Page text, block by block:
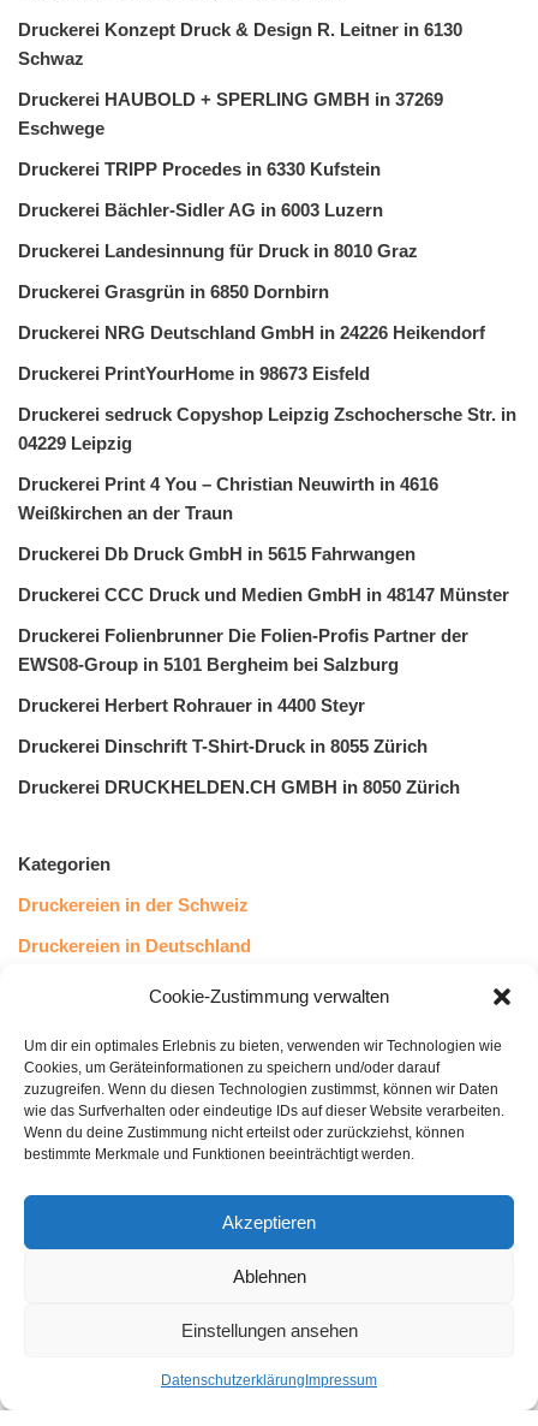
Cookie-Zustimmung verwalten
Um dir ein optimales Erlebnis zu bieten, verwenden wir Technologien wie
Cookies, um Geräteinformationen zu speichern und/oder darauf
zuzugreifen. Wenn du diesen Technologien zustimmst, können wir Daten
wie das Surfverhalten oder eindeutige IDs auf dieser Website verarbeiten.
Wenn du deine Zustimmung nicht erteilst oder zurückziehst, können
bestimmte Merkmale und Funktionen beeinträchtigt werden.
Akzeptieren
Ablehnen
Einstellungen ansehen
Datenschutzerklärung Impressum
Druckerei Konzept Druck & Design R. Leitner in 6130
Schwaz
Druckerei HAUBOLD + SPERLING GMBH in 37269
Eschwege
Druckerei TRIPP Procedes in 6330 Kufstein
Druckerei Bächler-Sidler AG in 6003 Luzern
Druckerei Landesinnung für Druck in 8010 Graz
Druckerei Grasgrün in 6850 Dornbirn
Druckerei NRG Deutschland GmbH in 24226 Heikendorf
Druckerei PrintYourHome in 98673 Eisfeld
Druckerei sedruck Copyshop Leipzig Zschochersche Str. in
04229 Leipzig
Druckerei Print 4 You – Christian Neuwirth in 4616
Weißkirchen an der Traun
Druckerei Db Druck GmbH in 5615 Fahrwangen
Druckerei CCC Druck und Medien GmbH in 48147 Münster
Druckerei Folienbrunner Die Folien-Profis Partner der
EWS08-Group in 5101 Bergheim bei Salzburg
Druckerei Herbert Rohrauer in 4400 Steyr
Druckerei Dinschrift T-Shirt-Druck in 8055 Zürich
Druckerei DRUCKHELDEN.CH GMBH in 8050 Zürich
Kategorien
Druckereien in der Schweiz
Druckereien in Deutschland
Druckereien in Österreich
Kundenstimmen
43Leserstimmen